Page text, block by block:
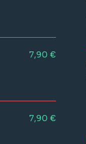
7,90 €
7,90 €